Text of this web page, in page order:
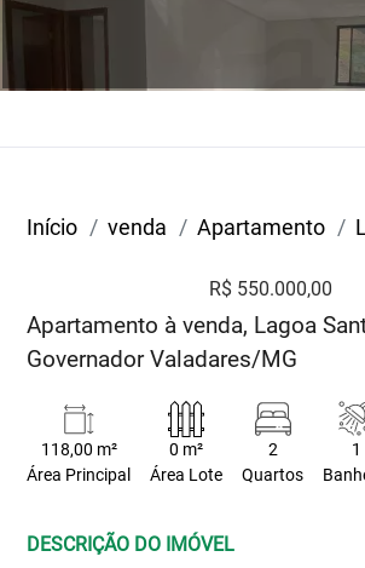
Início venda Apartamento
R$ 550.000,00
Apartamento à venda, Lagoa
Governador Valadares/MG
118,00 m²
Área Principal
0 m²
Área Lote
2
Quartos
1
DESCRIÇÃO DO IMÓVEL